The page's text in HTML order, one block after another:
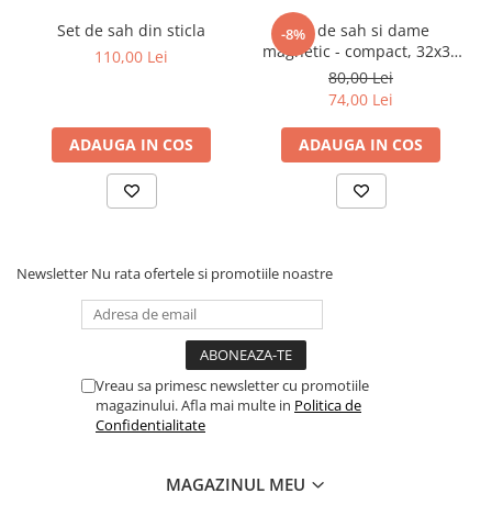
Tabla De Demonstratie
Set de sah din sticla
110,00 Lei
ADAUGA IN COS
-8%Joc de sah si dame
magnetic - compact, 32x32
cm
80,00 Lei
74,00 Lei
ADAUGA IN COS
Newsletter Nu rata ofertele si promotiile noastre
Vreau sa primesc newsletter cu promotiile
magazinului. Afla mai multe in Politica de
Confidentialitate
MAGAZINUL MEU